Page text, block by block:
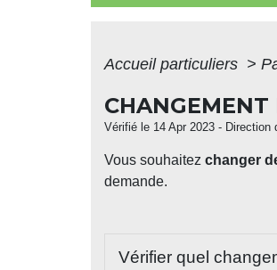
Accueil particuliers >
CHANGEMENT
Vérifié le 14 Apr 2023 -
Vous souhaitez changer
demande.
Vérifier quel